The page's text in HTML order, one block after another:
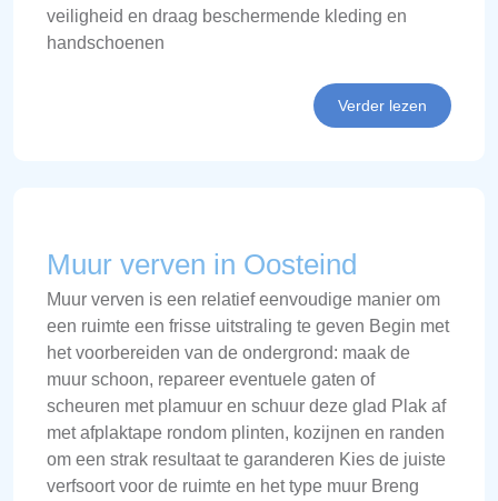
veiligheid en draag beschermende kleding en
handschoenen
Verder lezen
Muur verven in Oosteind
Muur verven is een relatief eenvoudige manier om
een ruimte een frisse uitstraling te geven Begin met
het voorbereiden van de ondergrond: maak de
muur schoon, repareer eventuele gaten of
scheuren met plamuur en schuur deze glad Plak af
met afplaktape rondom plinten, kozijnen en randen
om een strak resultaat te garanderen Kies de juiste
verfsoort voor de ruimte en het type muur Breng